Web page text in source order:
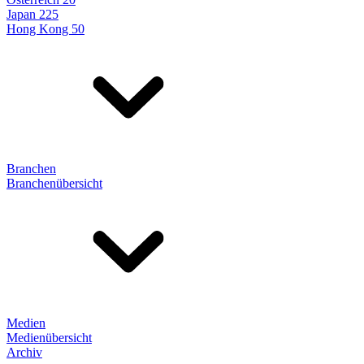
Japan 225
Hong Kong 50
Branchen
Branchenübersicht
Medien
Medienübersicht
Archiv